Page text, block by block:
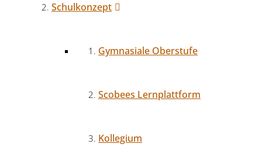
Schulkonzept
Gymnasiale Oberstufe
Scobees Lernplattform
Kollegium